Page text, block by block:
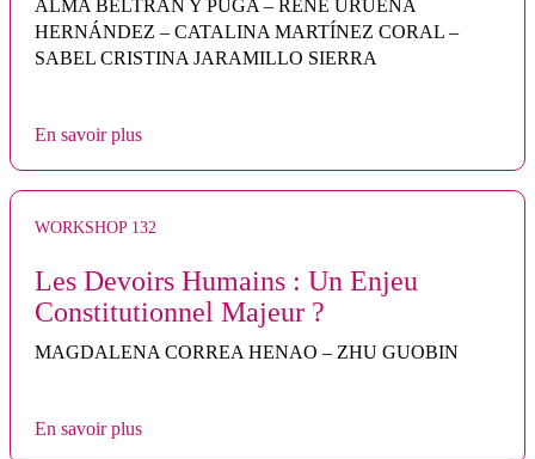
ALMA BELTRÁN Y PUGA – RENÉ URUEÑA
HERNÁNDEZ – CATALINA MARTÍNEZ CORAL –
SABEL CRISTINA JARAMILLO SIERRA
En savoir plus
WORKSHOP 132
Les Devoirs Humains : Un Enjeu
Constitutionnel Majeur ?
MAGDALENA CORREA HENAO – ZHU GUOBIN
En savoir plus